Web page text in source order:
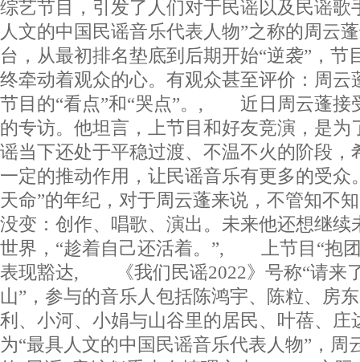
综艺节目，引发了人们对于民谣以及民谣歌
人文的中国民谣音乐代表人物”之称的周云
台，从最初排名垫底到后期开始“逆袭”，节
终牵动着观众的心。有观众甚至评价：周云
节目的“看点”和“哭点”。, 近日周云蓬接
的专访。他坦言，上节目和好友竞演，是为
谣当下还处于平稳过渡、不温不火的阶段，
一定的推动作用，让民谣音乐有更多的受
天命”的年纪，对于周云蓬来说，不管知不
没变：创作、唱歌、演出。未来他还想继续
世界，“趁着自己还活着。”, 上节目“
表现豁达, 《我们民谣2022》号称“请来
山”，参与的音乐人包括陈鸿宇、陈粒、房
利、小河、小娟与山谷里的居民、叶蓓、庄
为“最具人文的中国民谣音乐代表人物”，周